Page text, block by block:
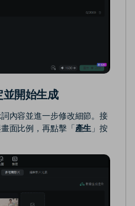
開始生成
內容並進一步修改細節。接
面比例，再點擊「產生 」按